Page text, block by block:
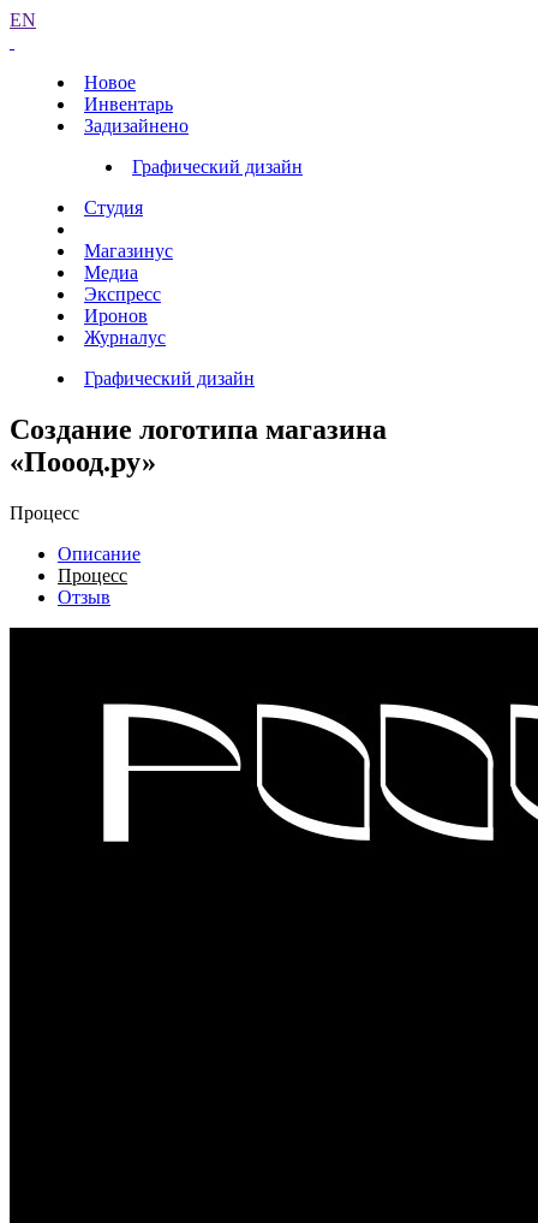
EN
Новое
Инвентарь
Задизайнено
Графический дизайн
Студия
Магазинус
Медиа
Экспресс
Иронов
Журналус
Графический дизайн
Создание логотипа магазина
«Пооод.ру»
Процесс
Описание
Процесс
Отзыв